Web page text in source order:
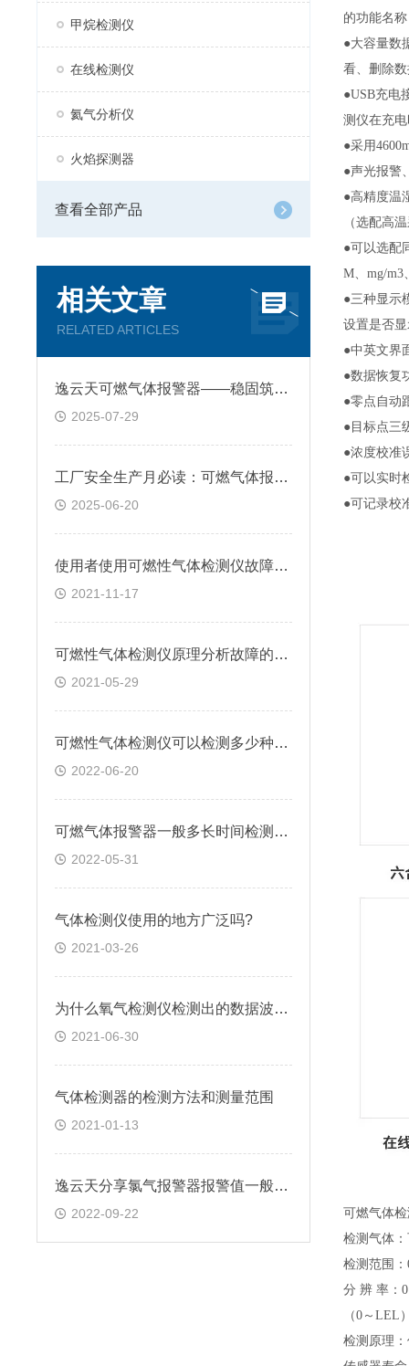
甲烷检测仪
在线检测仪
氦气分析仪
火焰探测器
查看全部产品
相关文章
RELATED ARTICLES
逸云天可燃气体报警器——稳固筑牢工业安全的第一道防线
2025-07-29
工厂安全生产月必读：可燃气体报警器怎样筑牢三大安全防线？
2025-06-20
使用者使用可燃性气体检测仪故障分析及对策
2021-11-17
可燃性气体检测仪原理分析故障的产生
2021-05-29
可燃性气体检测仪可以检测多少种有害气体
2022-06-20
可燃气体报警器一般多长时间检测一次的
2022-05-31
气体检测仪使用的地方广泛吗?
2021-03-26
为什么氧气检测仪检测出的数据波动很大？
2021-06-30
气体检测器的检测方法和测量范围
2021-01-13
逸云天分享氯气报警器报警值一般设定多少ppm
2022-09-22
的功能名称
●大容量数
看、删除
●USB充电
测仪在充
●采用
●声光报警
●高精度温
（选配高
●可以选配
M、mg/m3
●三种显示
设置是否
●中英文界
●数据恢复
●零点自动
●目标点三
●浓度校准
●可以实时
●可记录校
可燃气体
检测气体
检测范围：
分 辨 率：
（0～LEL
检测原理